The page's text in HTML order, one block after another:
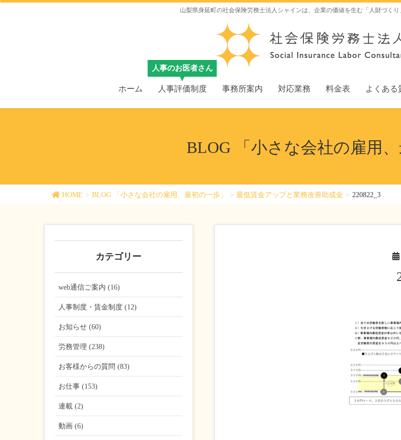
山梨県身延町の社会保険労務士法人シャインは、企業の価値を生む「人財づく
ホーム 人事評価制度 事務所案内 対応業務 料金表 よくある
BLOG 「小さな会社の雇用、
HOME BLOG 「小さな会社の雇用、最初の一歩」 最低賃金アップと業務改善助成金 220822_3
カテゴリー
web通信ご案内 (16)
人事制度・賃金制度 (12)
お知らせ (60)
労務管理 (238)
お客様からの質問 (83)
お仕事 (153)
連載 (2)
動画 (6)